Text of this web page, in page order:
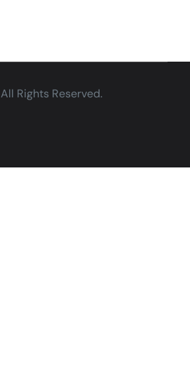
Rights Reserved.